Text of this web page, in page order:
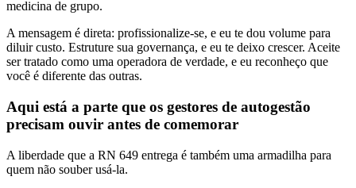
medicina de grupo.
A mensagem é direta: profissionalize-se, e eu te dou volume para
diluir custo. Estruture sua governança, e eu te deixo crescer. Aceite
ser tratado como uma operadora de verdade, e eu reconheço que
você é diferente das outras.
Aqui está a parte que os gestores de autogestão
precisam ouvir antes de comemorar
A liberdade que a RN 649 entrega é também uma armadilha para
quem não souber usá-la.